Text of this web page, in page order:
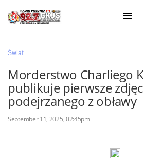
Ogłoś się
Działy
Świat
Morderstwo Charliego
publikuje pierwsze
podejrzanego z obławy
September 11, 2025, 02:45pm